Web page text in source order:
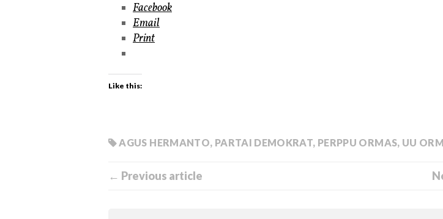
Facebook
Email
Print
Like this:
AGUS HERMANTO, PARTAI DEMOKRAT, PERPPU ORMAS, UU
← Previous article